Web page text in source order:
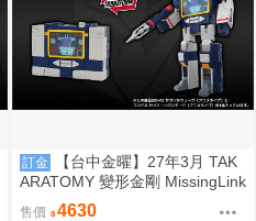
訂金
【台中金曜】27年3月 TAK
ARATOMY 變形金剛 MissingLink
D02 音波 聲波 動畫色 0828
售價 4630